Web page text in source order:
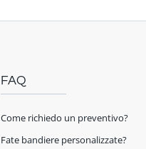
FAQ
Come richiedo un preventivo?
Fate bandiere personalizzate?